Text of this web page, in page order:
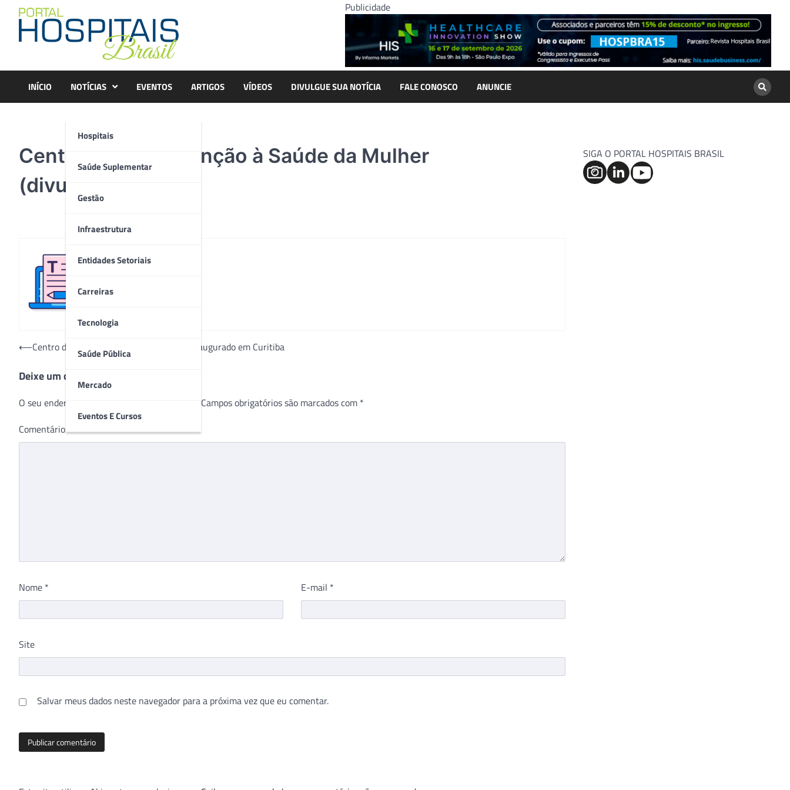
content
Publicidade
INÍCIO NOTÍCIAS
Hospitais
Saúde Suplementar
Gestão
Infraestrutura
Entidades Setoriais
Carreiras
Tecnologia
Saúde Pública
Mercado
Eventos E Cursos
EVENTOS ARTIGOS VÍDEOS DIVULGUE SUA NOTÍCIA FALE CONOSCO ANUNCIE
Centro VITA de Atenção à Saúde da Mulher
(divulgação)p (2)
Navegação
Post
⟵Centro de atenção à saúde da mulher é inaugurado em Curitiba
Deixe um comentário
O seu endereço de e-mail não será publicado. Campos obrigatórios são marcados com *
Comentário*
Nome * E-mail *
Site
Salvar meus dados neste navegador para a próxima vez que eu comentar.
SIGA O PORTAL HOSPITAIS BRASIL